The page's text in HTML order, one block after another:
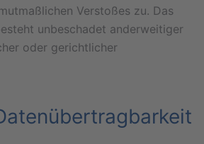
Verstoßes zu. Das
unbeschadet anderweitiger
oder gerichtlicher